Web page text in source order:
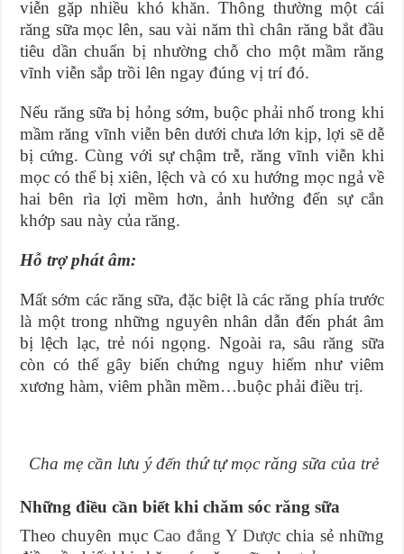
viễn gặp nhiều khó khăn. Thông thường một cái
răng sữa mọc lên, sau vài năm thì chân răng bắt đầu
tiêu dần chuẩn bị nhường chỗ cho một mầm răng
vĩnh viễn sắp trồi lên ngay đúng vị trí đó.
Nếu răng sữa bị hỏng sớm, buộc phải nhổ trong khi
mầm răng vĩnh viễn bên dưới chưa lớn kịp, lợi sẽ dễ
bị cứng. Cùng với sự chậm trễ, răng vĩnh viễn khi
mọc có thể bị xiên, lệch và có xu hướng mọc ngả về
hai bên rìa lợi mềm hơn, ảnh hưởng đến sự cắn
khớp sau này của răng.
Hỗ trợ phát âm:
Mất sớm các răng sữa, đặc biệt là các răng phía trước
là một trong những nguyên nhân dẫn đến phát âm
bị lệch lạc, trẻ nói ngọng. Ngoài ra, sâu răng sữa
còn có thể gây biến chứng nguy hiểm như viêm
xương hàm, viêm phần mềm…buộc phải điều trị.
Cha mẹ cần lưu ý đến thứ tự mọc răng sữa của trẻ
Những điều cần biết khi chăm sóc răng sữa
Theo chuyên mục Cao đẳng Y Dược chia sẻ những